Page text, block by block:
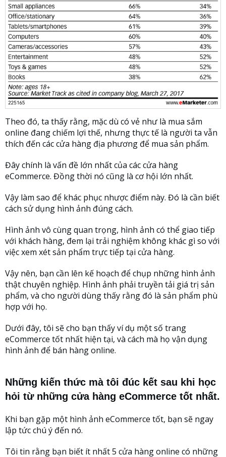
Theo đó, ta thấy rằng, mặc dù có vẻ như là mua sắm
online đang chiếm lợi thế, nhưng thực tế là người ta vẫn
thích đến các cửa hàng địa phương để mua sản phẩm.
Đây chính là vấn đề lớn nhất của các cửa hàng
eCommerce. Đồng thời nó cũng là cơ hội lớn nhất.
Vậy làm sao để khác phục nhược điểm này. Đó là cần biết
cách sử dụng hình ảnh đúng cách.
Hình ảnh vô cùng quan trọng, hình ảnh có thể giao tiếp
với khách hàng, đem lại trải nghiệm không khác gì so với
việc xem xét sản phẩm trực tiếp tại cửa hàng.
Vậy nên, bạn cần lên kế hoạch để chụp những hình ảnh
thật chuyên nghiệp. Hình ảnh phải truyền tải giá trị sản
phẩm, và cho người dùng thấy rằng đó là sản phẩm phù
hợp với họ.
Dưới đây, tôi sẽ cho bạn thấy ví dụ một số trang
eCommerce tốt nhất hiện tại, và cách mà họ vận dụng
hình ảnh để bán hàng online.
Những kiến thức mà tôi đúc kết sau khi học
hỏi từ những cửa hàng eCommerce tốt nhất.
Khi bạn gặp một hình ảnh eCommerce tốt, bạn sẽ ngay
lập tức chú ý đến nó.
Tôi tin rằng bạn biết ít nhất 5 cửa hàng online có những